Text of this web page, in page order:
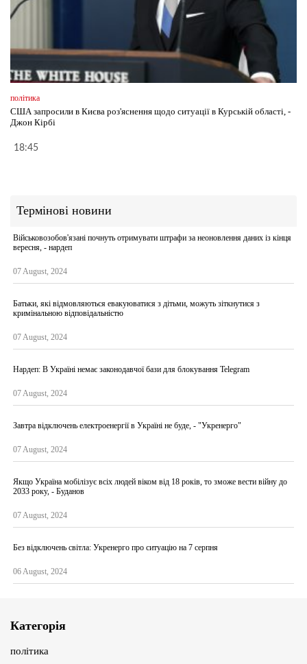
політика
США запросили в Києва роз'яснення щодо ситуації в Курській області, -
Джон Кірбі
18:45
Термінові новини
Військовозобов'язані почнуть отримувати штрафи за неоновлення даних із кінця
вересня, - нардеп
07 August, 2024
Батьки, які відмовляються евакуюватися з дітьми, можуть зіткнутися з
кримінальною відповідальністю
07 August, 2024
Нардеп: В Україні немає законодавчої бази для блокування Telegram
07 August, 2024
Завтра відключень електроенергії в Україні не буде, - "Укренерго"
07 August, 2024
Якщо Україна мобілізує всіх людей віком від 18 років, то зможе вести війну до
2033 року, - Буданов
07 August, 2024
Без відключень світла: Укренерго про ситуацію на 7 серпня
06 August, 2024
Категорія
політика